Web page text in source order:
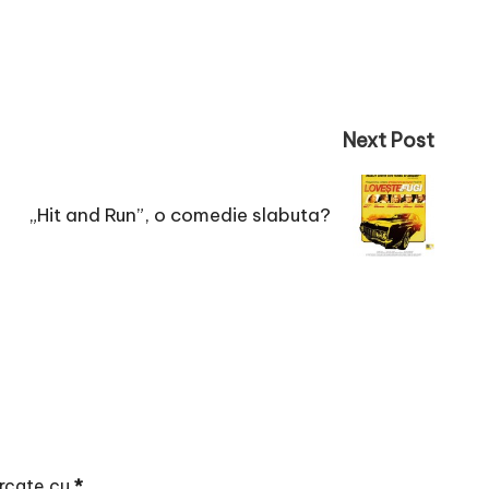
Next Post
„Hit and Run”, o comedie slabuta?